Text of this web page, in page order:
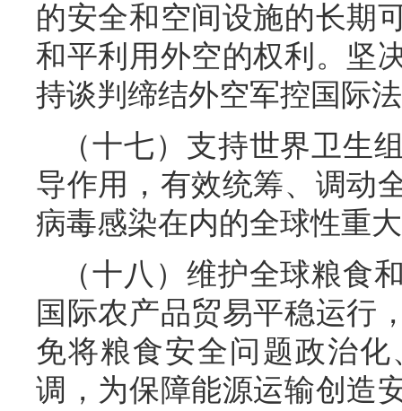
的安全和空间设施的长期
和平利用外空的权利。坚
持谈判缔结外空军控国际
（十七）支持世界卫生
导作用，有效统筹、调动
病毒感染在内的全球性重
（十八）维护全球粮食
国际农产品贸易平稳运行
免将粮食安全问题政治
调，为保障能源运输创造